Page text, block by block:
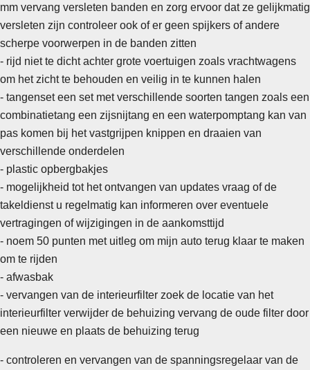
mm vervang versleten banden en zorg ervoor dat ze gelijkmatig
versleten zijn controleer ook of er geen spijkers of andere
scherpe voorwerpen in de banden zitten
- rijd niet te dicht achter grote voertuigen zoals vrachtwagens
om het zicht te behouden en veilig in te kunnen halen
- tangenset een set met verschillende soorten tangen zoals een
combinatietang een zijsnijtang en een waterpomptang kan van
pas komen bij het vastgrijpen knippen en draaien van
verschillende onderdelen
- plastic opbergbakjes
- mogelijkheid tot het ontvangen van updates vraag of de
takeldienst u regelmatig kan informeren over eventuele
vertragingen of wijzigingen in de aankomsttijd
- noem 50 punten met uitleg om mijn auto terug klaar te maken
om te rijden
- afwasbak
- vervangen van de interieurfilter zoek de locatie van het
interieurfilter verwijder de behuizing vervang de oude filter door
een nieuwe en plaats de behuizing terug
- controleren en vervangen van de spanningsregelaar van de